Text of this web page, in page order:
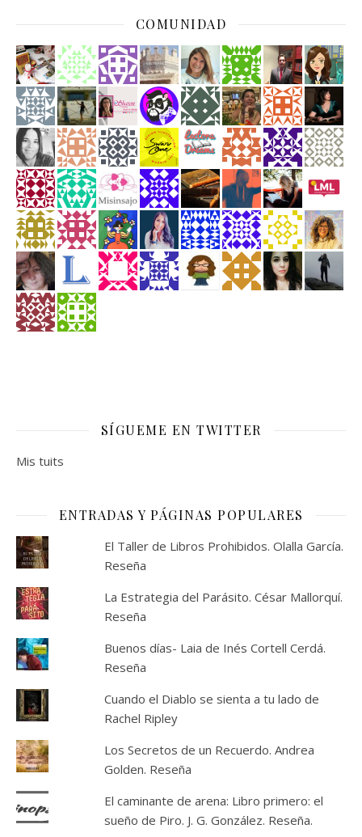
COMUNIDAD
SÍGUEME EN TWITTER
Mis tuits
ENTRADAS Y PÁGINAS POPULARES
El Taller de Libros Prohibidos. Olalla García.
Reseña
La Estrategia del Parásito. César Mallorquí.
Reseña
Buenos días- Laia de Inés Cortell Cerdá.
Reseña
Cuando el Diablo se sienta a tu lado de
Rachel Ripley
Los Secretos de un Recuerdo. Andrea
Golden. Reseña
El caminante de arena: Libro primero: el
sueño de Piro. J. G. González. Reseña.